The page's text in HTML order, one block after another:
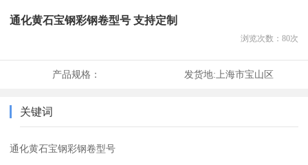
通化黄石宝钢彩钢卷型号 支持定制
浏览次数： 80次
产品规格： 发货地: 上海市宝山区
关键词
通化黄石宝钢彩钢卷型号